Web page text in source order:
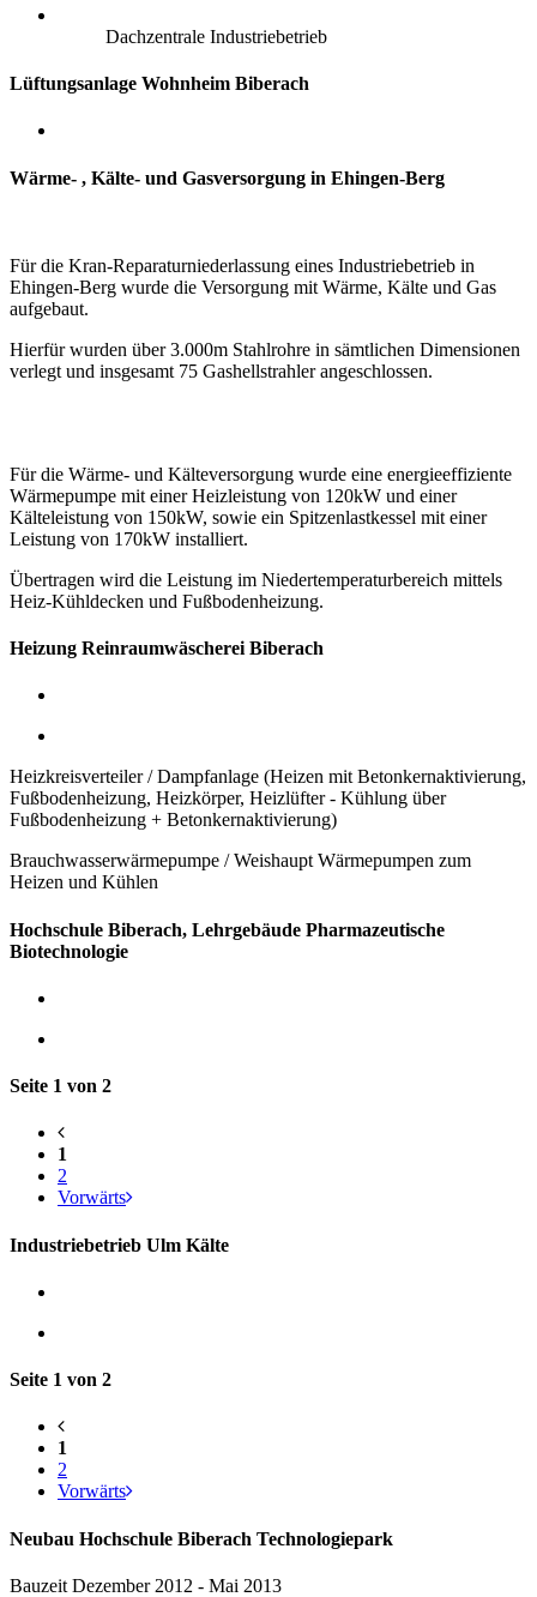
Dachzentrale Industriebetrieb
Lüftungsanlage Wohnheim Biberach
Wärme- , Kälte- und Gasversorgung in Ehingen-Berg
Für die Kran-Reparaturniederlassung eines Industriebetrieb in
Ehingen-Berg wurde die Versorgung mit Wärme, Kälte und Gas
aufgebaut.
Hierfür wurden über 3.000m Stahlrohre in sämtlichen Dimensionen
verlegt und insgesamt 75 Gashellstrahler angeschlossen.
Für die Wärme- und Kälteversorgung wurde eine energieeffiziente
Wärmepumpe mit einer Heizleistung von 120kW und einer
Kälteleistung von 150kW, sowie ein Spitzenlastkessel mit einer
Leistung von 170kW installiert.
Übertragen wird die Leistung im Niedertemperaturbereich mittels
Heiz-Kühldecken und Fußbodenheizung.
Heizung Reinraumwäscherei Biberach
Heizkreisverteiler / Dampfanlage (Heizen mit Betonkernaktivierung,
Fußbodenheizung, Heizkörper, Heizlüfter - Kühlung über
Fußbodenheizung + Betonkernaktivierung)
Brauchwasserwärmepumpe / Weishaupt Wärmepumpen zum
Heizen und Kühlen
Hochschule Biberach, Lehrgebäude Pharmazeutische
Biotechnologie
Seite 1 von 2
1
2
Vorwärts
Industriebetrieb Ulm Kälte
Seite 1 von 2
1
2
Vorwärts
Neubau Hochschule Biberach Technologiepark
Bauzeit Dezember 2012 - Mai 2013